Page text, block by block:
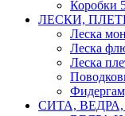
Коробки
ЛЕСКИ,
Леска
Леска
Леска
СИТА,